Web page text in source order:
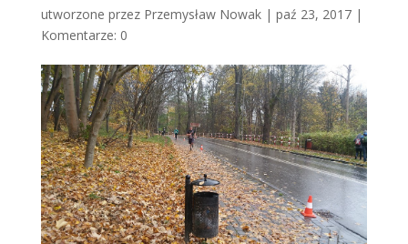
utworzone przez Przemysław Nowak| paź 23, 2017|
Komentarze: 0